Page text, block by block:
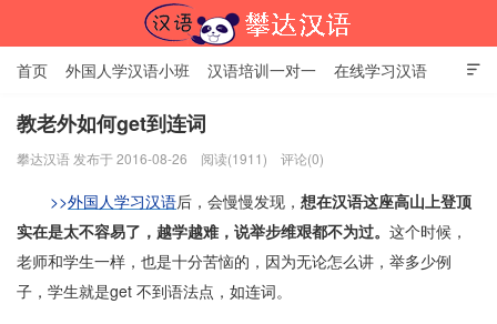

首页 外国人学汉语小班 汉语培训一对一 在线学习汉语
中国文化体验课 HSK考试时间
关于我们 加入【攀达汉语】
教老外如何get到连词
攀达汉语 发布于 2016-08-26 阅读(1911) 评论(0)
>>外国人学习汉语后，会慢慢发现， 想在汉语这座高山上登顶
实在是太不容易了，越学越难，说举步维艰都不为过。 这个时候，
老师和学生一样，也是十分苦恼的，因为无论怎么讲，举多少例
子，学生就是get 不到语法点，如连词。